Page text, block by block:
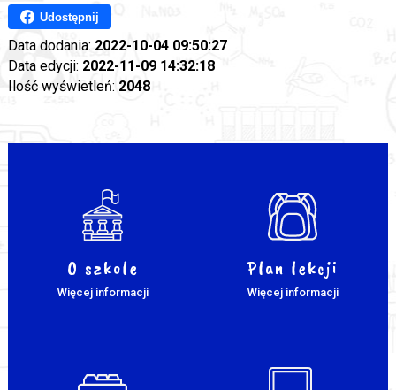
Udostępnij
Data dodania: 2022-10-04 09:50:27
Data edycji: 2022-11-09 14:32:18
Ilość wyświetleń: 2048
O szkole
Więcej informacji
Plan lekcji
Więcej informacji